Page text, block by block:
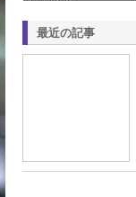
最近の記事